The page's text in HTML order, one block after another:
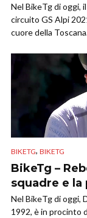
Nel BikeTg di oggi,
circuito GS Alpi
cuore della
BIKETG, BIKETG
BikeTg –
squadre e la
Nel BikeTg di oggi,
1992, è in procinto